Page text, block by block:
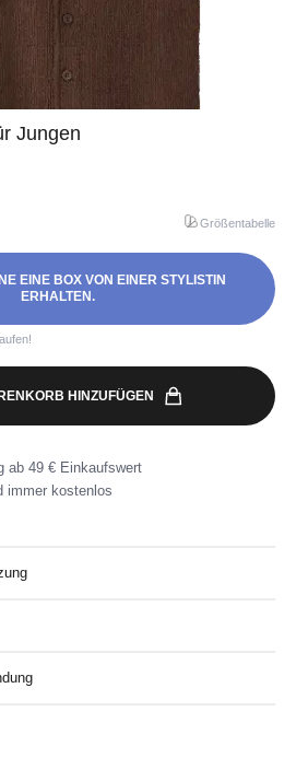
Jungen
Größentabelle
EINE BOX VON EINER STYLISTIN
ERHALTEN.
HINZUFÜGEN
ab 49 € Einkaufswert
immer kostenlos